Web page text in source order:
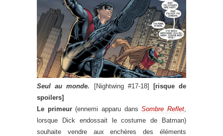
Seul au monde. [Nightwing #17-18]
[risque de
spoilers]
Le primeur(ennemi apparu dansSombre Reflet
lorsque Dick endossait le costume de Batman)
souhaite vendre aux enchères des éléments